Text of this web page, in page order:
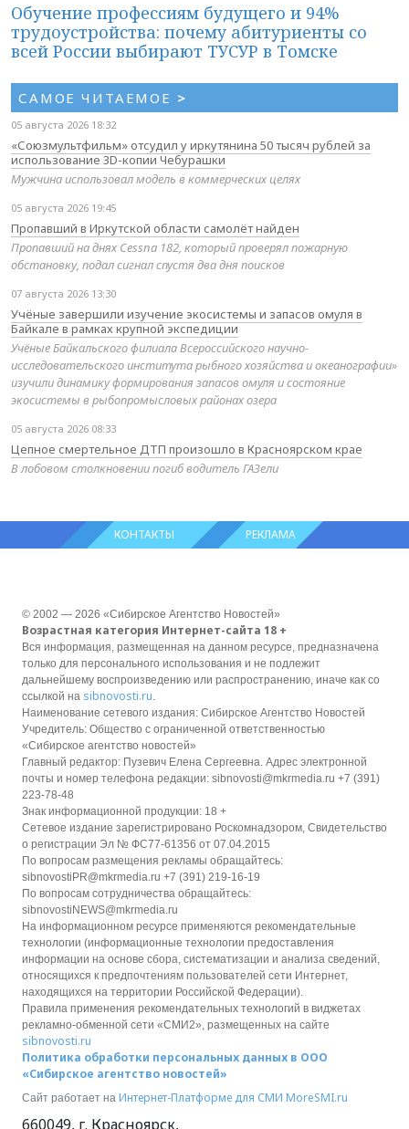
Обучение профессиям будущего и 94%
трудоустройства: почему абитуриенты со
всей России выбирают ТУСУР в Томске
САМОЕ ЧИТАЕМОЕ >
05 августа 2026 18:32
«Союзмультфильм» отсудил у иркутянина 50 тысяч рублей за
использование 3D-копии Чебурашки
Мужчина использовал модель в коммерческих целях
05 августа 2026 19:45
Пропавший в Иркутской области самолёт найден
Пропавший на днях Cessna 182, который проверял пожарную
обстановку, подал сигнал спустя два дня поисков
07 августа 2026 13:30
Учёные завершили изучение экосистемы и запасов омуля в
Байкале в рамках крупной экспедиции
Учёные Байкальского филиала Всероссийского научно-
исследовательского института рыбного хозяйства и океанографии»
изучили динамику формирования запасов омуля и состояние
экосистемы в рыбопромысловых районах озера
05 августа 2026 08:33
Цепное смертельное ДТП произошло в Красноярском крае
В лобовом столкновении погиб водитель ГАЗели
КОНТАКТЫ РЕКЛАМА
© 2002 — 2026 «Сибирское Агентство Новостей»
Возрастная категория Интернет-сайта 18 +
Вся информация, размещенная на данном ресурсе, предназначена
только для персонального использования и не подлежит
дальнейшему воспроизведению или распространению, иначе как со
ссылкой на sibnovosti.ru.
Наименование сетевого издания: Сибирское Агентство Новостей
Учредитель: Общество с ограниченной ответственностью
«Сибирское агентство новостей»
Главный редактор: Пузевич Елена Сергеевна. Адрес электронной
почты и номер телефона редакции: sibnovosti@mkrmedia.ru +7 (391)
223-78-48
Знак информационной продукции: 18 +
Сетевое издание зарегистрировано Роскомнадзором, Свидетельство
о регистрации Эл № ФС77-61356 от 07.04.2015
По вопросам размещения рекламы обращайтесь:
sibnovostiPR@mkrmedia.ru +7 (391) 219-16-19
По вопросам сотрудничества обращайтесь:
sibnovostiNEWS@mkrmedia.ru
На информационном ресурсе применяются рекомендательные
технологии (информационные технологии предоставления
информации на основе сбора, систематизации и анализа сведений,
относящихся к предпочтениям пользователей сети Интернет,
находящихся на территории Российской Федерации).
Правила применения рекомендательных технологий в виджетах
рекламно-обменной сети «СМИ2», размещенных на сайте
sibnovosti.ru
Политика обработки персональных данных в ООО
«Сибирское агентство новостей»
Сайт работает на Интернет-Платформе для СМИ MoreSMI.ru
660049, г. Красноярск,